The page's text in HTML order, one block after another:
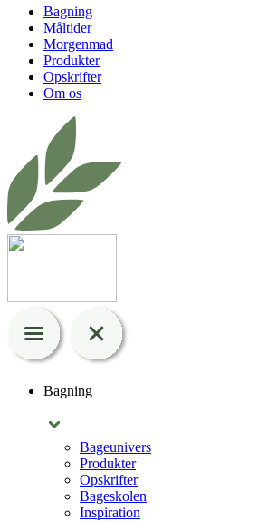
Bagning
Måltider
Morgenmad
Produkter
Opskrifter
Om os
Bagning
Bageunivers
Produkter
Opskrifter
Bageskolen
Inspiration